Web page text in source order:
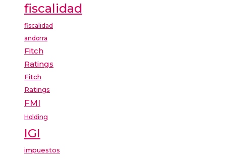
fiscalidad
fiscalidad
andorra
Fitch
Ratings
Fitch
Ratings
FMI
Holding
IGI
impuestos